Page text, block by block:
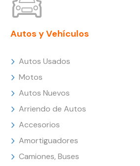
Autos y Vehículos
Autos Usados
Motos
Autos Nuevos
Arriendo de Autos
Accesorios
Amortiguadores
Camiones, Buses